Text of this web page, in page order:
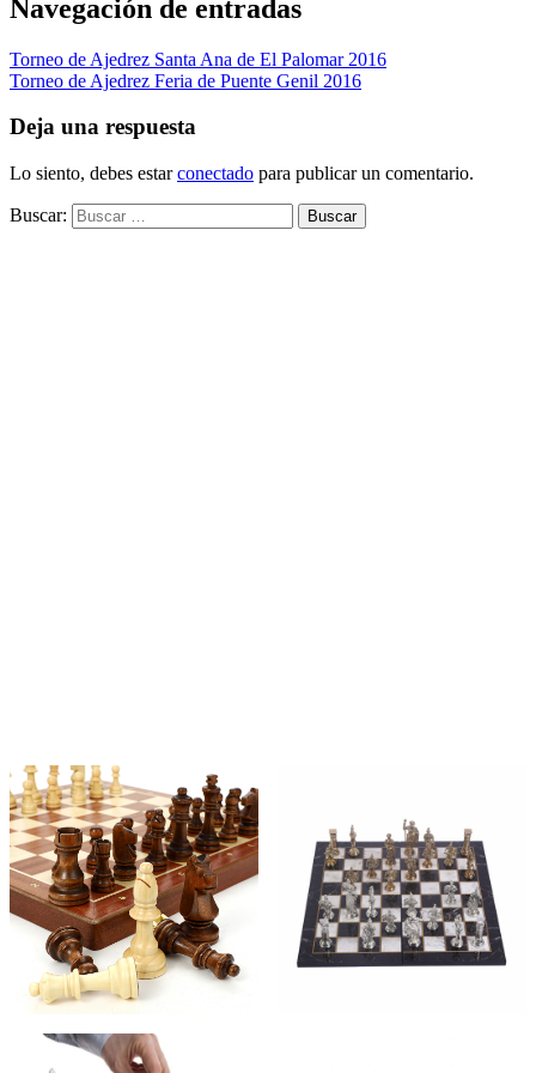
Navegación de entradas
Torneo de Ajedrez Santa Ana de El Palomar 2016
Torneo de Ajedrez Feria de Puente Genil 2016
Deja una respuesta
Lo siento, debes estarconectado para publicar un comentario.
Buscar: